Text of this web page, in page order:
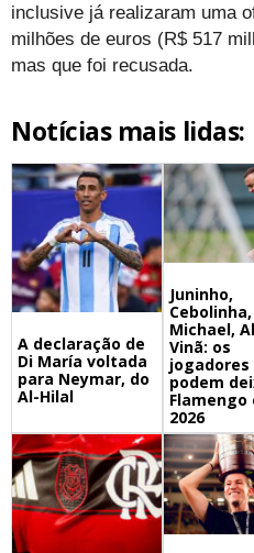
inclusive já realizaram uma
milhões de euros (R$ 517
mas que foi recusada.
Notícias mais lidas:
A declaração de
Di María voltada
para Neymar, do
Al-Hilal
Juninho,
Cebolinha,
Michael,
Vinã: os
jogadores
podem
Flamengo
2026